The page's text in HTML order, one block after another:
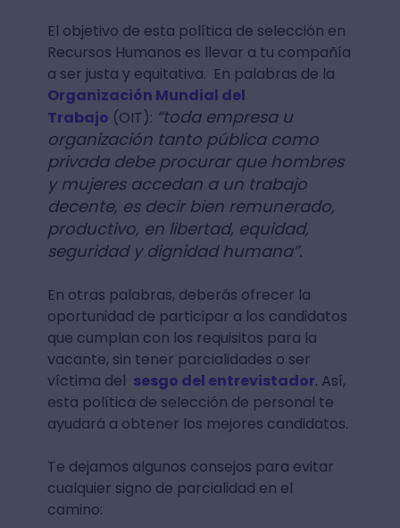
El objetivo de esta política de selección en
Recursos Humanos es llevar a tu compañía
a ser justa y equitativa. En palabras de la
Organización Mundial del
Trabajo (OIT): “toda empresa u
organización tanto pública como
privada debe procurar que hombres
y mujeres accedan a un trabajo
decente, es decir bien remunerado,
productivo, en libertad, equidad,
seguridad y dignidad humana”.
En otras palabras, deberás ofrecer la
oportunidad de participar a los candidatos
que cumplan con los requisitos para la
vacante, sin tener parcialidades o ser
víctima del sesgo del entrevistador. Así,
esta política de selección de personal te
ayudará a obtener los mejores candidatos.
Te dejamos algunos consejos para evitar
cualquier signo de parcialidad en el
camino: